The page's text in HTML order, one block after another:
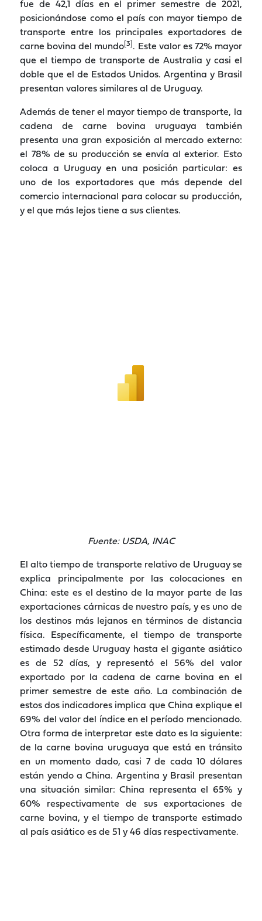
fue de 42,1 días en el primer semestre de 2021,
posicionándose como el país con mayor tiempo de
transporte entre los principales exportadores de
carne bovina del mundo [3] . Este valor es 72% mayor
que el tiempo de transporte de Australia y casi el
doble que el de Estados Unidos. Argentina y Brasil
presentan valores similares al de Uruguay.
Además de tener el mayor tiempo de transporte, la
cadena de carne bovina uruguaya también
presenta una gran exposición al mercado externo:
el 78% de su producción se envía al exterior. Esto
coloca a Uruguay en una posición particular: es
uno de los exportadores que más depende del
comercio internacional para colocar su producción,
y el que más lejos tiene a sus clientes.
Fuente: USDA, INAC
El alto tiempo de transporte relativo de Uruguay se
explica principalmente por las colocaciones en
China: este es el destino de la mayor parte de las
exportaciones cárnicas de nuestro país, y es uno de
los destinos más lejanos en términos de distancia
física. Específicamente, el tiempo de transporte
estimado desde Uruguay hasta el gigante asiático
es de 52 días, y representó el 56% del valor
exportado por la cadena de carne bovina en el
primer semestre de este año. La combinación de
estos dos indicadores implica que China explique el
69% del valor del índice en el período mencionado.
Otra forma de interpretar este dato es la siguiente:
de la carne bovina uruguaya que está en tránsito
en un momento dado, casi 7 de cada 10 dólares
están yendo a China. Argentina y Brasil presentan
una situación similar: China representa el 65% y
60% respectivamente de sus exportaciones de
carne bovina, y el tiempo de transporte estimado
al país asiático es de 51 y 46 días respectivamente.